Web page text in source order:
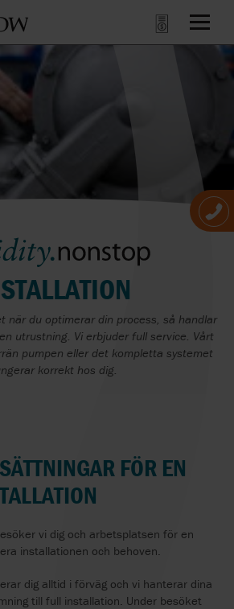
när du optimerar din process, så handlar
utrustning. Vi erbjuder full service. Vårt
pumpen eller det kompletta systemet
korrekt hos dig.
FÖR EN
vi dig och arbetsplatsen för en
installationen och behoven.
dig alltid i förväg och vi hanterar dina
till full installation. Under besöket